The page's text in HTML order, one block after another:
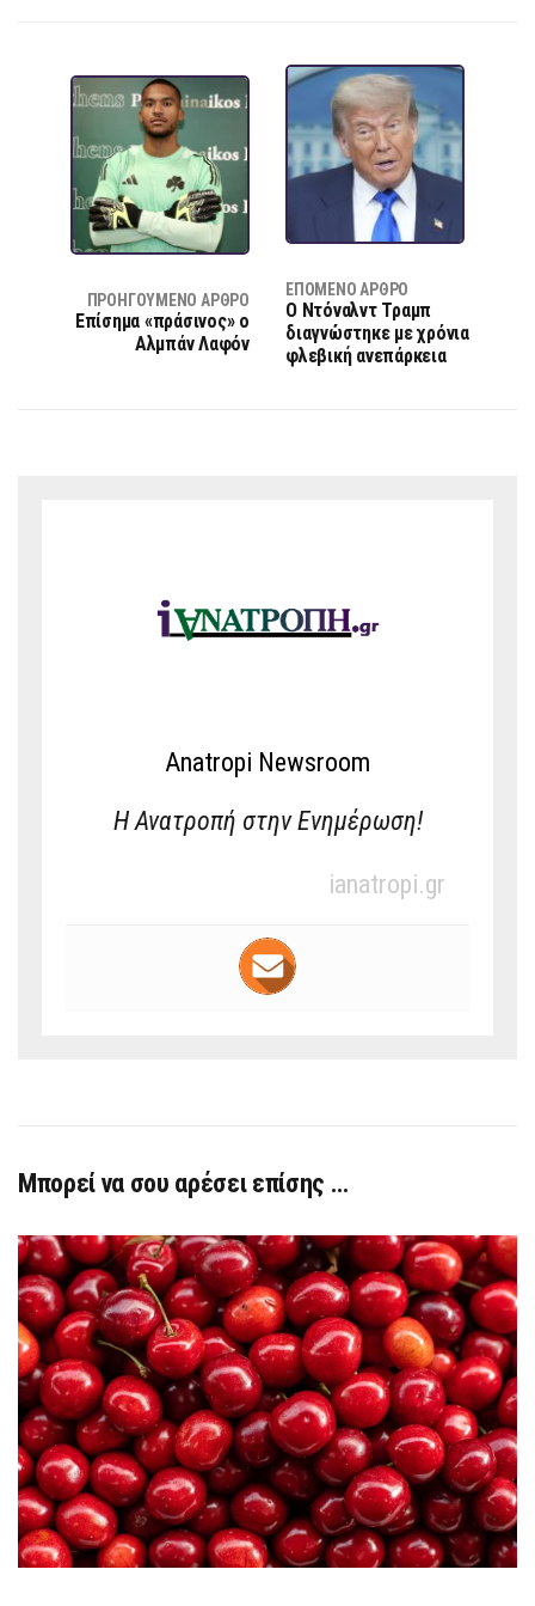
ΠΡΟΗΓΟΎΜΕΝΟ ΆΡΘΡΟ
Επίσημα «πράσινος» ο
Αλμπάν Λαφόν
ΕΠΌΜΕΝΟ ΆΡΘΡΟ
Ο Ντόναλντ Τραμπ
διαγνώστηκε με χρόνια
φλεβική ανεπάρκεια
Anatropi Newsroom
Η Ανατροπή στην Ενημέρωση!
ianatropi.gr
Μπορεί να σου αρέσει επίσης …